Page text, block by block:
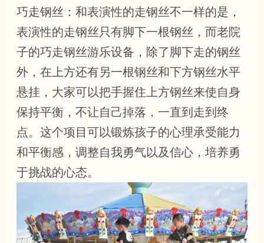
巧走钢丝：和表演性的走钢丝不一样的是，
表演性的走钢丝只有脚下一根钢丝，而老院
子的巧走钢丝游乐设备，除了脚下走的钢丝
外，在上方还有另一根钢丝和下方钢丝水平
悬挂，大家可以把手握住上方钢丝来使自身
保持平衡，不让自己掉落，一直到走到终
点。这个项目可以锻炼孩子的心理承受能力
和平衡感，调整自我勇气以及信心，培养勇
于挑战的心态。